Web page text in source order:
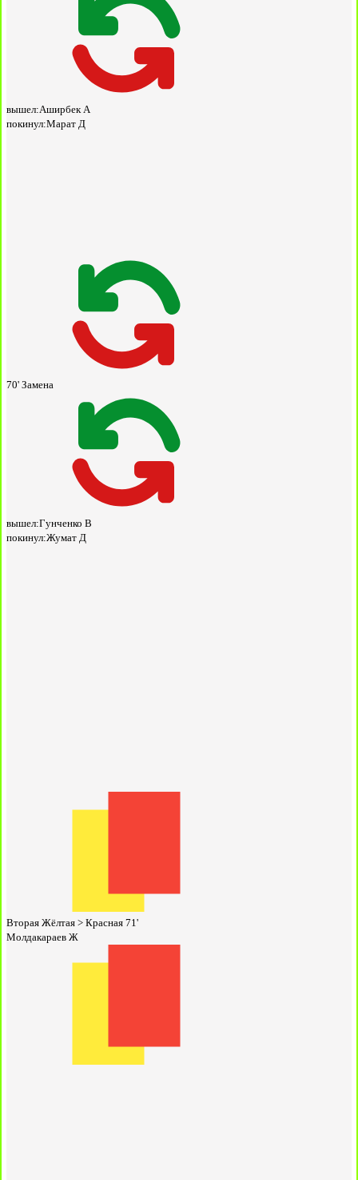
вышел:Аширбек А
покинул:Марат Д
70' Замена
вышел:Гунченко В
покинул:Жумат Д
Вторая Жёлтая > Красная 71'
Молдакараев Ж